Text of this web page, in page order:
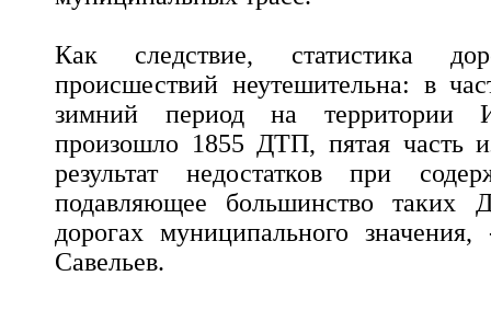
Как следствие, статистика
происшествий неутешительна: в
зимний период на территории
произошло 1855 ДТП, пятая
результат недостатков при
подавляющее большинство таких
дорогах муниципального
Савельев.